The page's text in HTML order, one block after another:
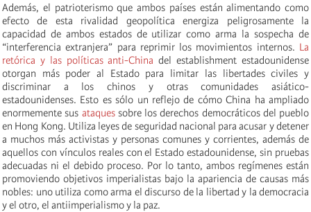
Además, el patrioterismo que ambos países están alimentando como
efecto de esta rivalidad geopolítica energiza peligrosamente la
capacidad de ambos estados de utilizar como arma la sospecha de
“interferencia extranjera” para reprimir los movimientos internos. La
retórica y las políticas anti-China del establishment estadounidense
otorgan más poder al Estado para limitar las libertades civiles y
discriminar a los chinos y otras comunidades asiático-
estadounidenses. Esto es sólo un reflejo de cómo China ha ampliado
enormemente sus ataquessobre los derechos democráticos del pueblo
en Hong Kong. Utiliza leyes de seguridad nacional para acusar y detener
a muchos más activistas y personas comunes y corrientes, además de
aquellos con vínculos reales con el Estado estadounidense, sin pruebas
adecuadas ni el debido proceso. Por lo tanto, ambos regímenes están
promoviendo objetivos imperialistas bajo la apariencia de causas más
nobles: uno utiliza como arma el discurso de la libertad y la democracia
y el otro, el antiimperialismo y la paz.